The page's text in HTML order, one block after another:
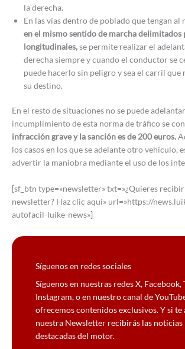
la derecha.
En las vías dentro de poblado que tengan al
en el mismo sentido de marcha delimitados
longitudinales,se permite realizar el
derecha siempre y cuando el conductor se
puede hacerlo sin peligro y sea el carril que
su destino.
En el resto de situaciones no se puede
incumplimiento de esta norma de tráfico se
infracción grave y la sanción es de 200 euros.
los casos en los que se adelante otro vehículo,
advertir la maniobra mediante el uso de los
[sf_btn type=»newsletter» txt=»¿Quieres
newsletter? Haz clic aquí» url=»https://
autofacil-luike-news»]
Síguenos en redes sociales
Síguenos en nuestras redes X, Facebook,
Instagram, o en nuestro canal de
ofrecemos contenidos exclusivos. Y si te
nuestra Newsletter recibirás las noticias
destacadas del motor.